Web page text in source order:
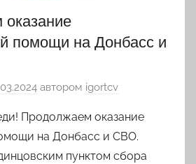
помощи на Донбасс и
автором igortcv
Продолжаем оказание
на Донбасс и СВО.
пунктом сбора